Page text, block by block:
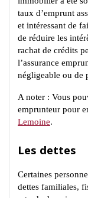
taux d’emprunt
et intéressant de
de réduire les
rachat de crédits
l’assurance
négligeable ou de
A noter : Vous
emprunteur pour
Lemoine.
Les dettes
Certaines
dettes familiales,